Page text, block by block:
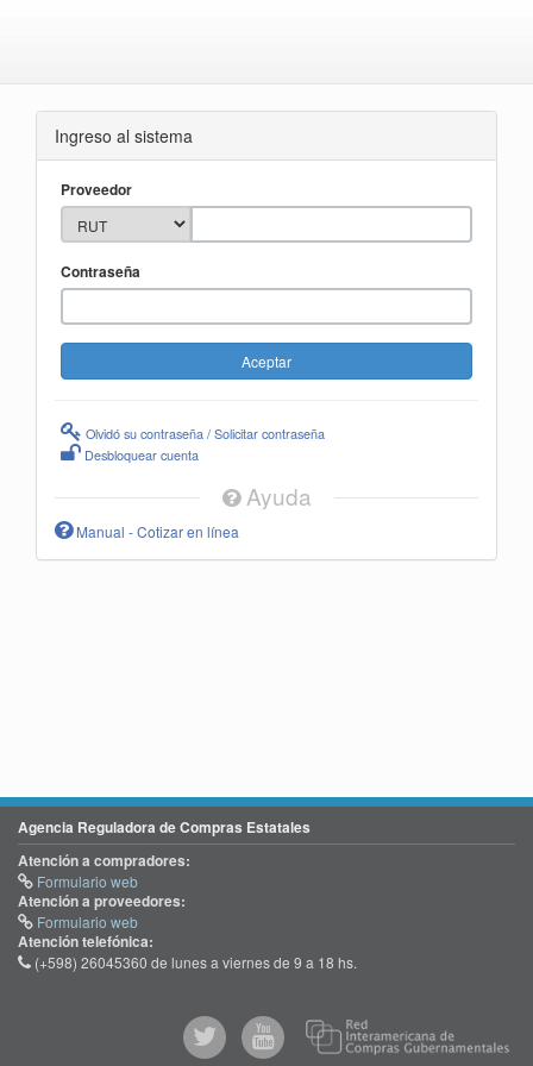
Ingreso al sistema
Proveedor
Contraseña
Olvidó su contraseña / Solicitar contraseña
Desbloquear cuenta
Ayuda
Manual - Cotizar en línea
Agencia Reguladora de Compras Estatales
Atención a compradores:
Formulario web
Atención a proveedores:
Formulario web
Atención telefónica:
(+598) 26045360 de lunes a viernes de 9 a 18 hs.
@comprasgubuy
ACCE